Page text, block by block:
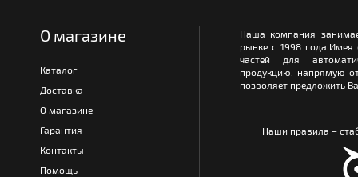
О магазине
Каталог
Доставка
О магазине
Гарантия
Контакты
Помощь
Наша компания
рынке с 1998
частей для
продукцию, напрямую
позволяет предложить
Наши правила –